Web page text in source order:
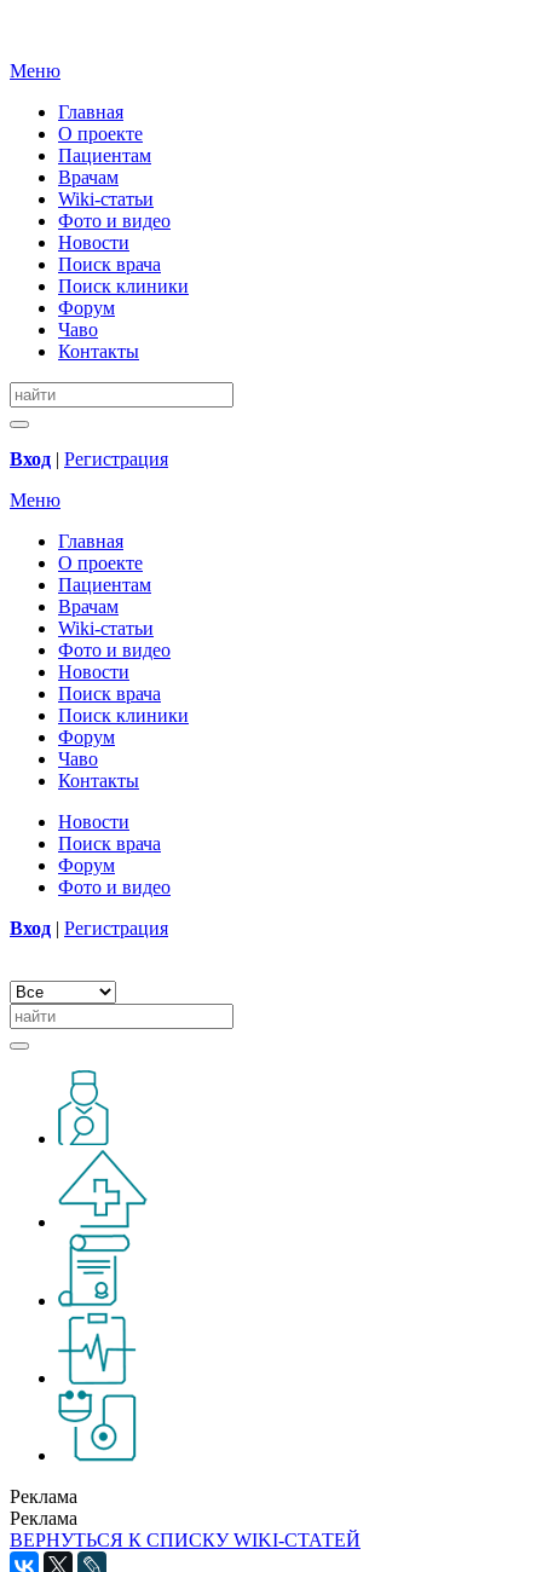
Меню
Главная
О проекте
Пациентам
Врачам
Wiki-статьи
Фото и видео
Новости
Поиск врача
Поиск клиники
Форум
Чаво
Контакты
Вход | Регистрация
Меню
Главная
О проекте
Пациентам
Врачам
Wiki-статьи
Фото и видео
Новости
Поиск врача
Поиск клиники
Форум
Чаво
Контакты
Новости
Поиск врача
Форум
Фото и видео
Вход | Регистрация
Реклама
Реклама
ВЕРНУТЬСЯ К СПИСКУ WIKI-СТАТЕЙ